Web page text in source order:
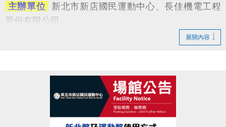
​ 主辦單位 新北市新店國民運動中心、長佳機電工程
股份有限公司
新北市政府體育局、中華民國體育健康推
廣協會、火星計畫股份有限公司、快樂夥伴運動工作
新北市新店國民運動中心3F體適能中心
須年滿18歲以上，無心血管疾病或危險性慢性疾病
展開內容